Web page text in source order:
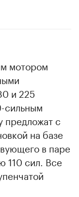
мотором
и 225
сильным
предложат с
на базе
в паре
110 сил. Все